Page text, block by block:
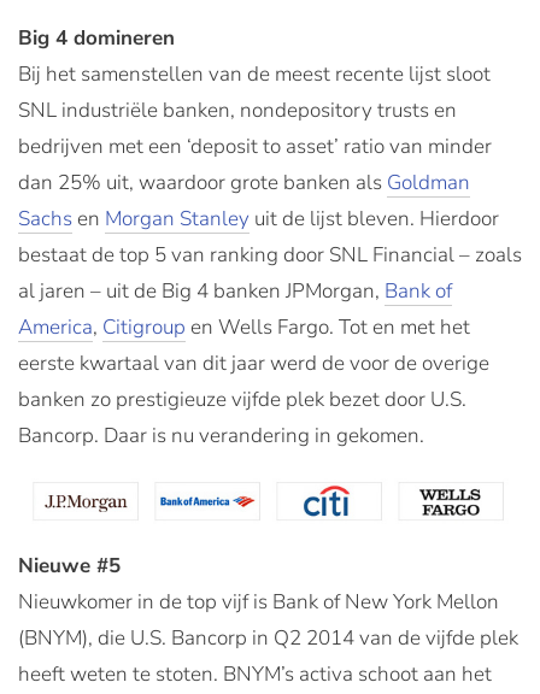
Big 4 domineren
Bij het samenstellen van de meest recente lijst sloot
SNL industriële banken, nondepository trusts en
bedrijven met een ‘deposit to asset’ ratio van minder
dan 25% uit, waardoor grote banken als Goldman
Sachs en Morgan Stanley uit de lijst bleven. Hierdoor
bestaat de top 5 van ranking door SNL Financial – zoals
al jaren – uit de Big 4 banken JPMorgan, Bank of
America, Citigroup en Wells Fargo. Tot en met het
eerste kwartaal van dit jaar werd de voor de overige
banken zo prestigieuze vijfde plek bezet door U.S.
Bancorp. Daar is nu verandering in gekomen.
Nieuwe #5
Nieuwkomer in de top vijf is Bank of New York Mellon
(BNYM), die U.S. Bancorp in Q2 2014 van de vijfde plek
heeft weten te stoten. BNYM’s activa schoot aan het